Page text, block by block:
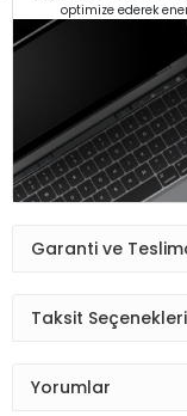
optimize ederek
Garanti ve
Taksit Seçenekleri
Yorumlar